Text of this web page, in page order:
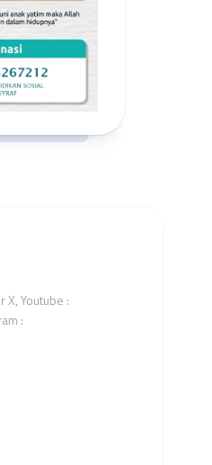
X, Youtube :
: